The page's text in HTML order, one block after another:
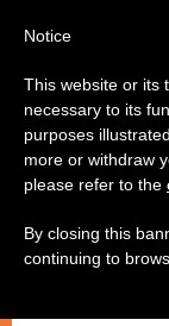
حد لهجرة
المسيحيين
Notice
This website or its
necessary to its
purposes
more or withdraw
please refer to the
By closing this
continuing to